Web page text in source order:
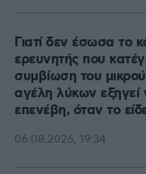
Γιατί δεν έσωσα το
ερευνητής που
συμβίωση του
αγέλη λύκων εξηγεί
επενέβη, όταν το
06.08.2026, 19:34